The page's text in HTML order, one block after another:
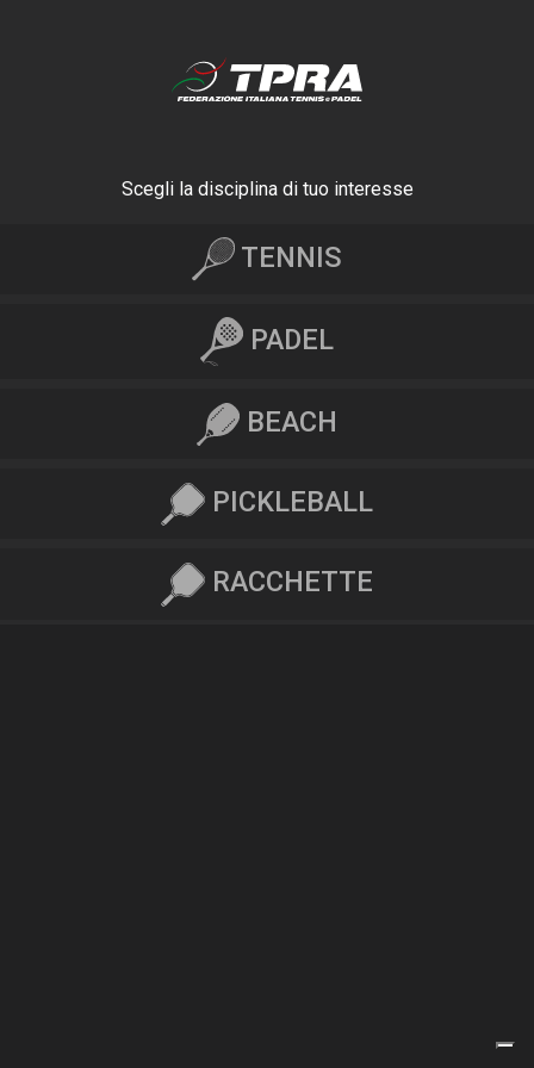
Scegli la disciplina di tuo interesse
TENNIS
PADEL
BEACH
PICKLEBALL
RACCHETTE